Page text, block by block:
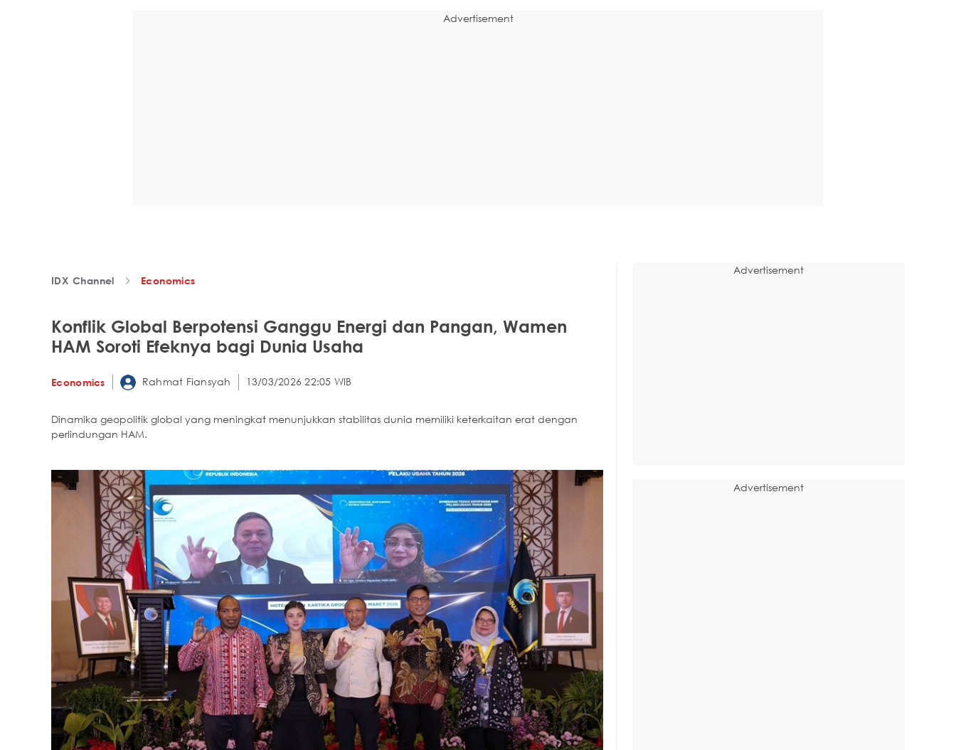
Advertisement
IDX Channel Economics
Konflik Global Berpotensi Ganggu Energi dan Pangan, Wamen
HAM Soroti Efeknya bagi Dunia Usaha
Economics Rahmat Fiansyah 13/03/2026 22:05 WIB
Dinamika geopolitik global yang meningkat menunjukkan stabilitas dunia memiliki keterkaitan erat dengan
perlindungan HAM.
Advertisement
Advertisement